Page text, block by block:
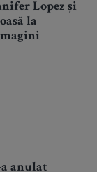
Lopez și
la
anulat